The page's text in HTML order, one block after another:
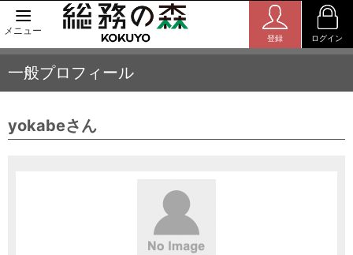
メニュー
登録 ログイン
一般プロフィール
yokabeさん